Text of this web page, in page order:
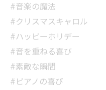
#音楽の魔法
#クリスマスキャロル
#ハッピーホリデー
#音を重ねる喜び
#素敵な瞬間
#ピアノの喜び